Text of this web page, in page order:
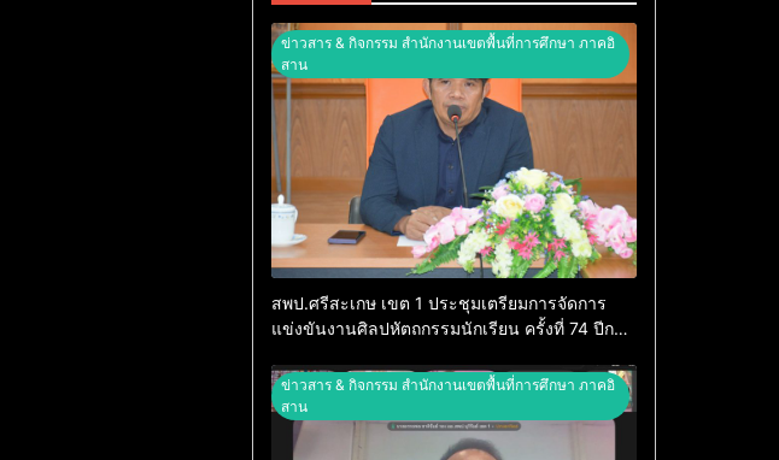
ข่าวสาร & กิจกรรม สำนักงานเขตพื้นที่การศึกษา ภาคอิ
สาน
สพป.ศรีสะเกษ เขต 1 ประชุมเตรียมการจัดการ
แข่งขันงานศิลปหัตถกรรมนักเรียน ครั้งที่ 74 ปีการ
ข่าวสาร & กิจกรรม สำนักงานเขตพื้นที่การศึกษา ภาคอิ
สาน